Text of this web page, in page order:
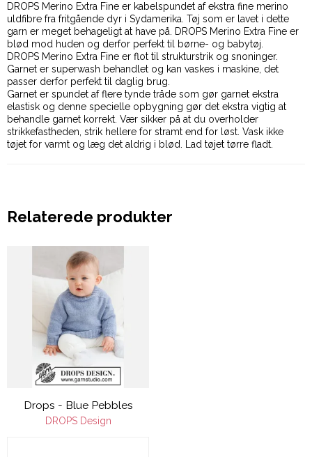
DROPS Merino Extra Fine er kabelspundet af ekstra fine merino
uldfibre fra fritgående dyr i Sydamerika. Tøj som er lavet i dette
garn er meget behageligt at have på. DROPS Merino Extra Fine er
blød mod huden og derfor perfekt til børne- og babytøj.
DROPS Merino Extra Fine er flot til strukturstrik og snoninger.
Garnet er superwash behandlet og kan vaskes i maskine, det
passer derfor perfekt til daglig brug.
Garnet er spundet af flere tynde tråde som gør garnet ekstra
elastisk og denne specielle opbygning gør det ekstra vigtig at
behandle garnet korrekt. Vær sikker på at du overholder
strikkefastheden, strik hellere for stramt end for løst. Vask ikke
tøjet for varmt og læg det aldrig i blød. Lad tøjet tørre fladt.
Relaterede produkter
Drops - Blue Pebbles
DROPS Design